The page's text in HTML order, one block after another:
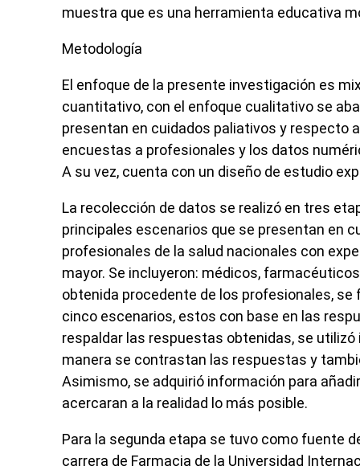
muestra que es una herramienta educativa
Metodología
El enfoque de la presente investigación es
cuantitativo, con el enfoque cualitativo se
presentan en cuidados paliativos y respecto
encuestas a profesionales y los datos
A su vez, cuenta con un diseño de estudio
La recolección de datos se realizó en tres
principales escenarios que se presentan en
profesionales de la salud nacionales con
mayor. Se incluyeron: médicos,
obtenida procedente de los profesionales,
cinco escenarios, estos con base en las
respaldar las respuestas obtenidas, se
manera se contrastan las respuestas y
Asimismo, se adquirió información para
acercaran a la realidad lo más posible.
Para la segunda etapa se tuvo como fuente
carrera de Farmacia de la Universidad